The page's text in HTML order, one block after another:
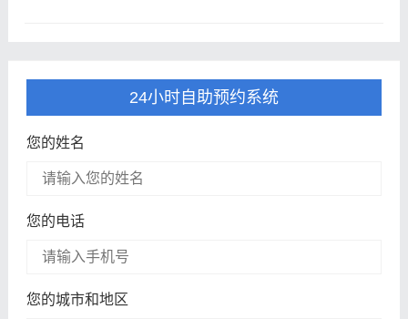
24小时自助预约系统
您的姓名
您的电话
您的城市和地区